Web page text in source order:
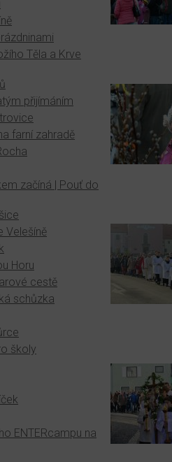
Těla a Krve
přijímáním
farní zahradě
začíná | Pouť do
Velešíně
Horu
cestě
schůzka
školy
ENTERcampu na